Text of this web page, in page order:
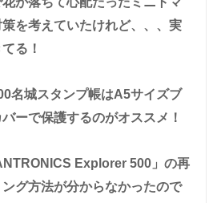
策を考えていたけれど、、、実
る！
名城スタンプ帳はA5サイズブ
バーで保護するのがオススメ！
Explorer 500」の再
グ方法が分からなかったので